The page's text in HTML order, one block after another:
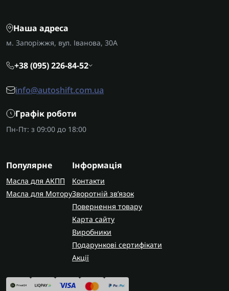
Наша адреса
м. Запоріжжя, вул. Іванова, 30А
+38 (095) 226-84-52
info@autoshift.com.ua
Графік роботи
Пн-Пт: з 09:00 до 18:00
Популярне
Масла для АКПП
Масла для Мотору
Інформація
Контакти
Зворотній зв’язок
Повернення товару
Карта сайту
Виробники
Подарункові сертифікати
Акції